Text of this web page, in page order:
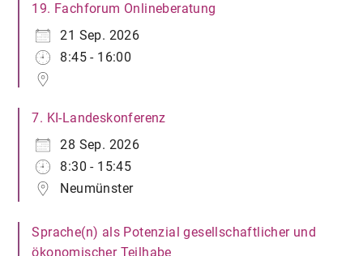
19. Fachforum Onlineberatung
21 Sep. 2026
8:45 - 16:00
7. KI-Landeskonferenz
28 Sep. 2026
8:30 - 15:45
Neumünster
Sprache(n) als Potenzial gesellschaftlicher und
ökonomischer Teilhabe